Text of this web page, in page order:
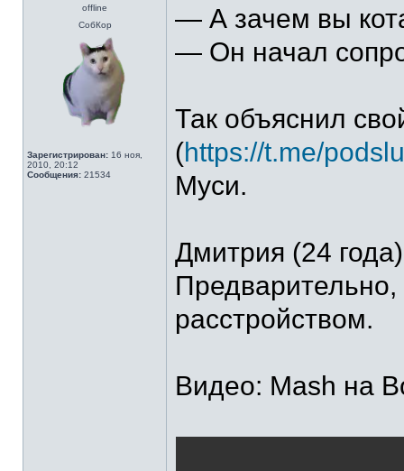
offline
СобКор
Зарегистрирован: 16 ноя,
2010, 20:12
Сообщения: 21534
— А зачем вы
— Он начал
Так объяснил
(https://t.me/
Муси.
Дмитрия (24
Предварительно,
расстройством.
Видео: Mash на